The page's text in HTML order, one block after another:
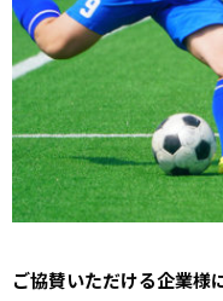
ご協賛いただける企業様